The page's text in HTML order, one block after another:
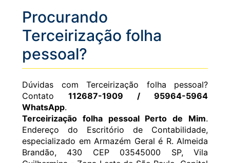
Procurando
Terceirização folha
pessoal?
Dúvidas com Terceirização folha pessoal?
Contato 112687-1909 / 95964-5964
WhatsApp.
Terceirização folha pessoal Perto de Mim.
Endereço do Escritório de Contabilidade,
especializado em Armazém Geral é R. Almeida
Brandão, 430 CEP 03545000 SP, Vila